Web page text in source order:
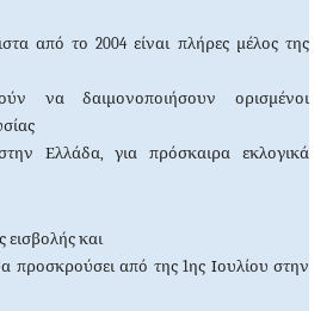
από το 2004 είναι πλήρες μέλος της
να δαιμονοποιήσουν ορισμένοι
Ελλάδα, για πρόσκαιρα εκλογικά
εισβολής και
προσκρούσει από της 1ης Ιουλίου στην